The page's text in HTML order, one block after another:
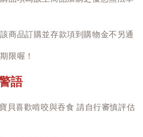
商品訂購並存款項到購物金不另通
限喔！
語
貝喜歡啃咬與吞食 請自行審慎評估